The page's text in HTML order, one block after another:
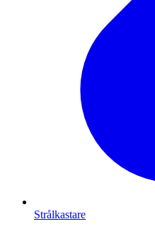
Strålkastare